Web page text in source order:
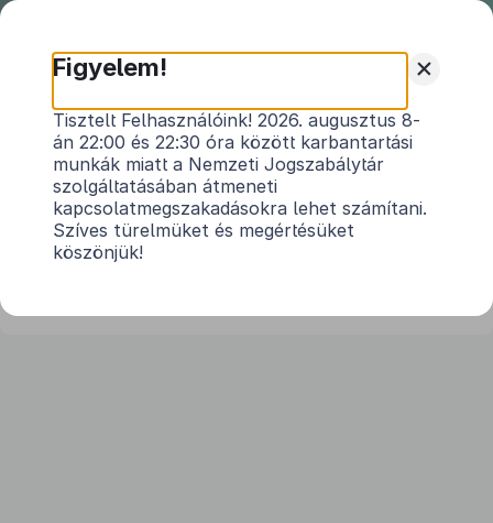
2005. évi XXIII. törvény
a személyi jövedelemadóról szóló1995. évi
CXVII. törvénymódosításáról1
Hatályos: 2007. 07. 01. – 2012. 06. 26.
1. §2
+
Figyelem!
Tisztelt Felhasználóink! 2026. augusztus 8-
án 22:00 és 22:30 óra között karbantartási
munkák miatt a Nemzeti Jogszabálytár
szolgáltatásában átmeneti
kapcsolatmegszakadásokra lehet számítani.
Szíves türelmüket és megértésüket
köszönjük!